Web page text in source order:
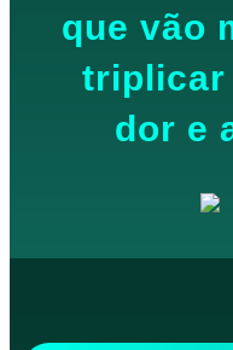
que vão
triplicar
dor e